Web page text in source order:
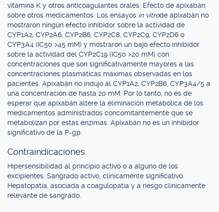
vitamina K y otros anticoagulantes orales. Efecto de apixabán
sobre otros medicamentos: Los ensayos in vitrode apixabán no
mostraron ningún efecto inhibidor sobre la actividad de
CYP1A2, CYP2A6, CYP2B6, CYP2C8, CYP2C9, CYP2D6 o
CYP3A4 (IC50 >45 mM) y mostraron un bajo efecto inhibidor
sobre la actividad del CYP2C19 (IC50 >20 mM) con
concentraciones que son significativamente mayores a las
concentraciones plasmáticas máximas observadas en los
pacientes. Apixabán no indujo al CYP1A2, CYP2B6, CYP3A4/5 a
una concentración de hasta 20 mM. Por lo tanto, no es de
esperar que apixabán altere la eliminación metabólica de los
medicamentos administrados concomitantemente que se
metabolizan por estas enzimas. Apixabán no es un inhibidor
significativo de la P-gp.
Contraindicaciones.
Hipersensibilidad al principio activo o a alguno de los
excipientes. Sangrado activo, clínicamente significativo.
Hepatopatía, asociada a coagulopatía y a riesgo clínicamente
relevante de sangrado.